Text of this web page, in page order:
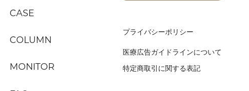
CASE
COLUMN
MONITOR
プライバシーポリシー
医療広告ガイドラインについて
特定商取引に関する表記